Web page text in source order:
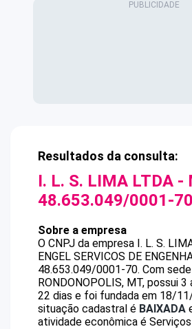
Resultados da consulta:
I. L. S. LIMA LTDA -
48.653.049/0001-70
Sobre a empresa
O CNPJ da empresa I. L. S.
ENGEL SERVICOS DE
48.653.049/0001-70. Com
RONDONOPOLIS, MT, possui
22 dias e foi fundada em 18/
situação cadastral é BAIXADA
atividade econômica é Serviços